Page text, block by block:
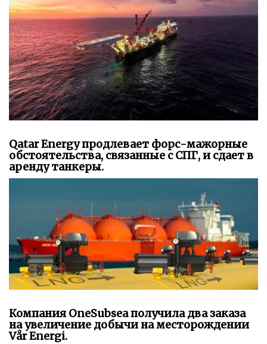
Qatar Energy продлевает форс-мажорные
обстоятельства, связанные с СПГ, и сдает в
аренду танкеры.
Компания OneSubsea получила два заказа
на увеличение добычи на месторождении
Vår Energi.